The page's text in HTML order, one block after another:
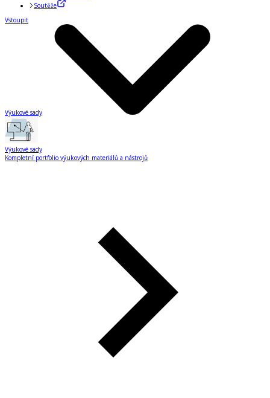
Soutěže
Vstoupit
Výukové sady
Výukové sady
Kompletní portfolio výukových materiálů a nástrojů